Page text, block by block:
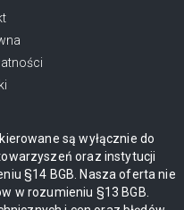
są wyłącznie do
oraz instytucji
§14 BGB. Nasza oferta nie
w rozumieniu §13 BGB.